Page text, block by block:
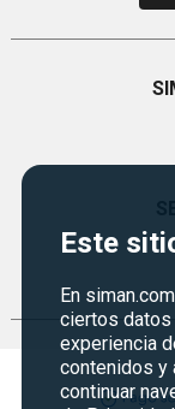
Este
En
ciertos datos
experiencia
contenidos y
continuar